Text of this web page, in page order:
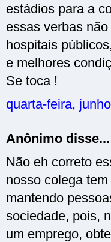
estádios para a
essas verbas
hospitais
e melhores
Se toca !
quarta-feira,
Anônimo disse...
Não eh correto
nosso colega
mantendo
sociedade, pois,
um emprego,